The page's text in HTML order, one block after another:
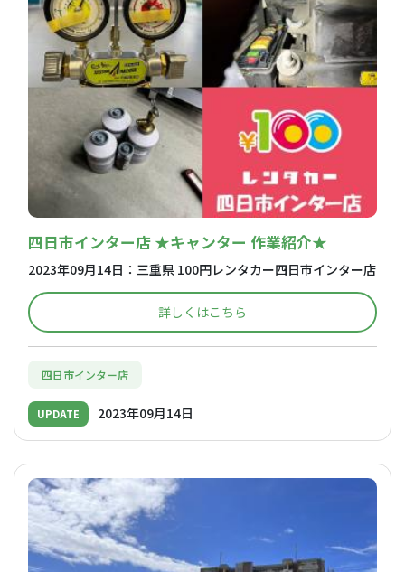
四日市インター店 ★キャンター 作業紹介★
2023年09月14日：三重県 100円レンタカー四日市インター店
詳しくはこちら
四日市インター店
UPDATE 2023年09月14日